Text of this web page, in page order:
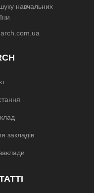
навчальних
закладів